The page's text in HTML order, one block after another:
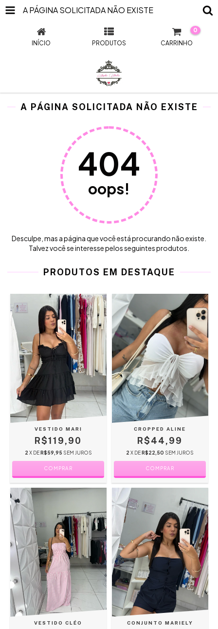
A PÁGINA SOLICITADA NÃO EXISTE
INÍCIO PRODUTOS CARRINHO
0
A PÁGINA SOLICITADA NÃO EXISTE
404
oops!
Desculpe, mas a página que você está procurando não existe.
Talvez você se interesse pelos seguintes produtos.
PRODUTOS EM DESTAQUE
VESTIDO MARI
R$119,90
2 X DE R$59,95 SEM JUROS
COMPRAR
CROPPED ALINE
R$44,99
2 X DE R$22,50 SEM JUROS
COMPRAR
VESTIDO CLÉO CONJUNTO MARIELY